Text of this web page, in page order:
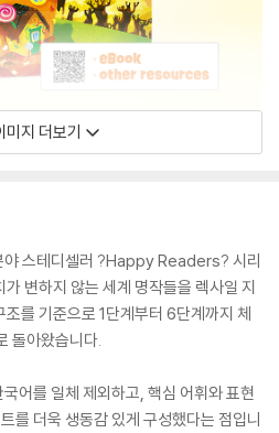
미지 더보기
야 스테디셀러 ?Happy Readers? 시리
변하지 않는 세계 명작들을 렉사일 지
를 기준으로 1단계부터 6단계까지 체
돌아왔습니다.
어를 일체 제외하고, 핵심 어휘와 표현
를 더욱 생동감 있게 구성했다는 점입니